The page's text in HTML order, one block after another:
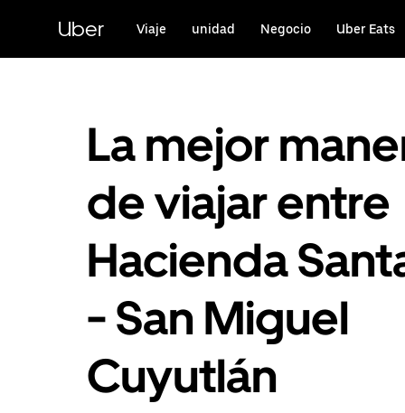
contenido
principal
Uber Viaje unidad Negocio Uber Eats
La mejor
de viajar entre
Hacienda
- San Miguel
Cuyutlán